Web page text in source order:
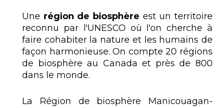
Une région de biosphère est un territoire
reconnu par l'UNESCO où l'on cherche à
faire cohabiter la nature et les humains de
façon harmonieuse. On compte 20 régions
de biosphère au Canada et près de 800
dans le monde.
La Région de biosphère Manicouagan-